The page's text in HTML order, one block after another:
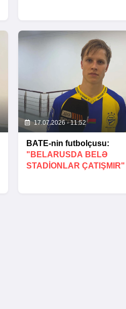
17.07.2026 - 11:52
BATE-nin futbolçusu:
"BELARUSDA BELƏ
STADIONLAR ÇATIŞMIR"